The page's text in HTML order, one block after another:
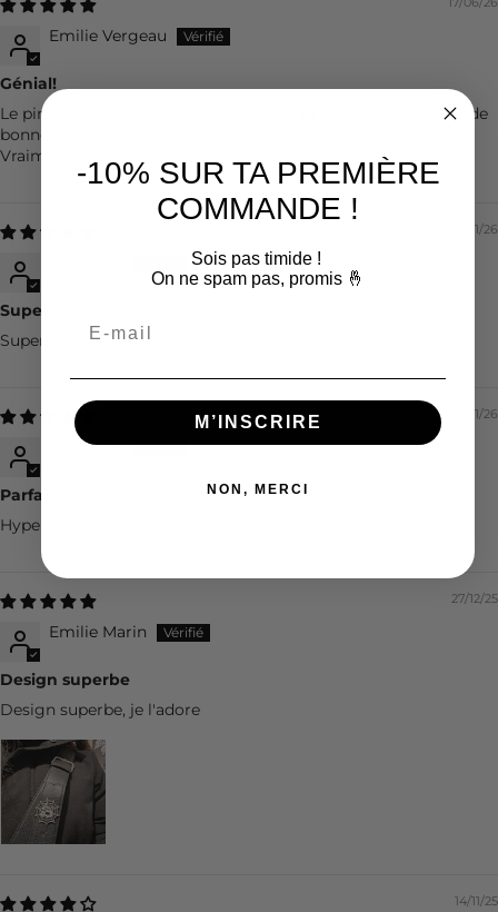
Emilie Vergeau
Génial!
Le pins est très beau dans les finitions, et les matériaux sont de
bonne qualité.
Vraiment très contente 😀
19/01/26
Super
Super merci
04/01/26
Anonyme
Parfait
Hyper stylé, envoi rapide et soigné
27/12/25
Emilie Marin
Design superbe
Design superbe, je l'adore
14/11/25
-10% SUR TA PREMIÈRE
COMMANDE !
Sois pas timide !
On ne spam pas, promis 🤞
M’INSCRIRE
NON, MERCI